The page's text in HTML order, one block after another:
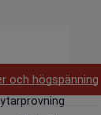
och högspänning